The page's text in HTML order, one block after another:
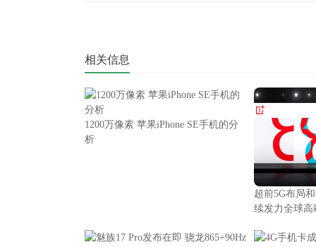
相关信息
1200万像素 苹果iPhone SE手机的分
析
超前5G布局
续发力全球高